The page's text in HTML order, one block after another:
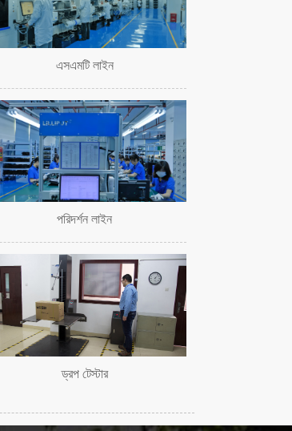
এসএমটি লাইন
পরিদর্শন লাইন
ড্রপ টেস্টার